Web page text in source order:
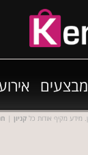
מבצעים
מידע מקיף אודות כל קניון |